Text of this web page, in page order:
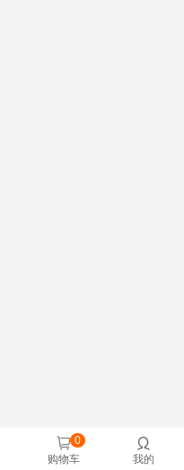

购物车
0 
我的